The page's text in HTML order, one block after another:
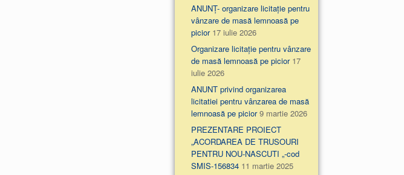
ANUNȚ- organizare licitație pentru
vânzare de masă lemnoasă pe
picior 17 iulie 2026
Organizare licitație pentru vânzare
de masă lemnoasă pe picior 17
iulie 2026
ANUNT privind organizarea
licitatiei pentru vânzarea de masă
lemnoasă pe picior 9 martie 2026
PREZENTARE PROIECT
„ACORDAREA DE TRUSOURI
PENTRU NOU-NASCUTI „-cod
SMIS-156834 11 martie 2025